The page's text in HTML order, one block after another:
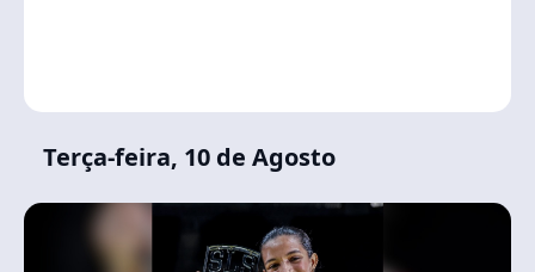
Terça-feira, 10 de Agosto